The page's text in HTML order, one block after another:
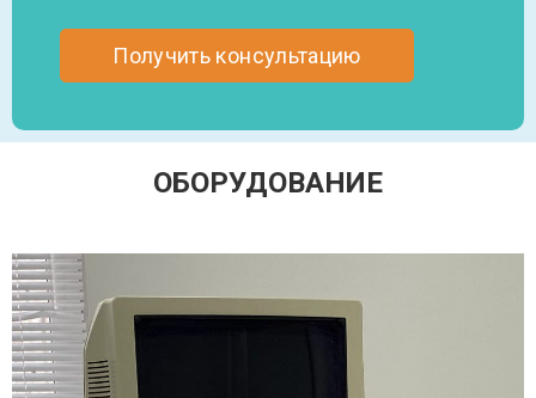
ОБОРУДОВАНИЕ